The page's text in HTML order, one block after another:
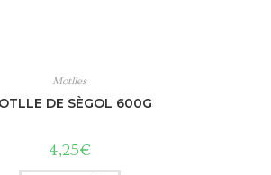
Motlles
DE SÈGOL 600G
4,25€